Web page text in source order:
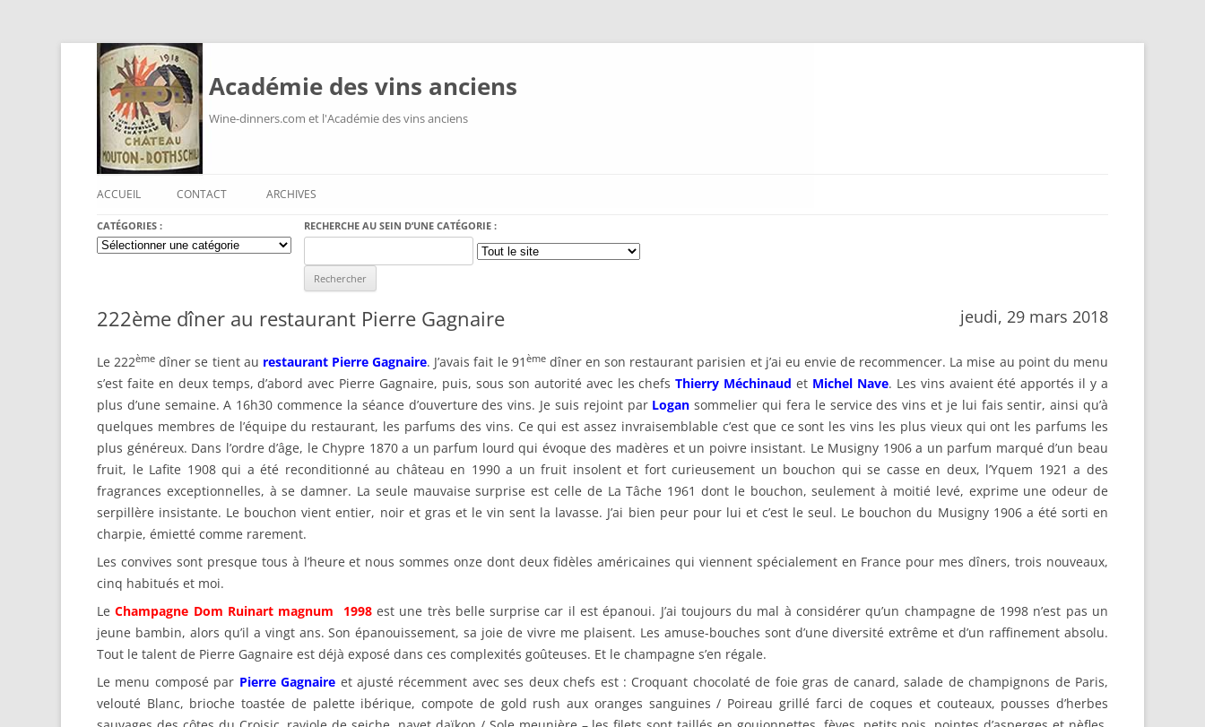
Académie des vins anciens
Wine-dinners.com et l'Académie des vins anciens
ACCUEIL CONTACT ARCHIVES
CATÉGORIES :
Catégories
:
RECHERCHE AU SEIN D’UNE CATÉGORIE :
for:
222ème dîner au restaurant Pierre Gagnaire jeudi, 29 mars 2018
Le 222ème dîner se tient au restaurant Pierre Gagnaire. J’avais fait le 91 èmedîner en son restaurant parisien et j’ai eu envie de recommencer. La mise au point du menu
s’est faite en deux temps, d’abord avec Pierre Gagnaire, puis, sous son autorité avec les chefsThierry Méchinaud et Michel Nave. Les vins avaient été apportés il y a
plus d’une semaine. A 16h30 commence la séance d’ouverture des vins. Je suis rejoint par Logan sommelier qui fera le service des vins et je lui fais sentir, ainsi qu’à
quelques membres de l’équipe du restaurant, les parfums des vins. Ce qui est assez invraisemblable c’est que ce sont les vins les plus vieux qui ont les parfums les
plus généreux. Dans l’ordre d’âge, le Chypre 1870 a un parfum lourd qui évoque des madères et un poivre insistant. Le Musigny 1906 a un parfum marqué d’un beau
fruit, le Lafite 1908 qui a été reconditionné au château en 1990 a un fruit insolent et fort curieusement un bouchon qui se casse en deux, l’Yquem 1921 a des
fragrances exceptionnelles, à se damner. La seule mauvaise surprise est celle de La Tâche 1961 dont le bouchon, seulement à moitié levé, exprime une odeur de
serpillère insistante. Le bouchon vient entier, noir et gras et le vin sent la lavasse. J’ai bien peur pour lui et c’est le seul. Le bouchon du Musigny 1906 a été sorti en
charpie, émietté comme rarement.
Les convives sont presque tous à l’heure et nous sommes onze dont deux fidèles américaines qui viennent spécialement en France pour mes dîners, trois nouveaux,
cinq habitués et moi.
LeChampagne Dom Ruinart magnum 1998est une très belle surprise car il est épanoui. J’ai toujours du mal à considérer qu’un champagne de 1998 n’est pas un
jeune bambin, alors qu’il a vingt ans. Son épanouissement, sa joie de vivre me plaisent. Les amuse-bouches sont d’une diversité extrême et d’un raffinement absolu.
Tout le talent de Pierre Gagnaire est déjà exposé dans ces complexités goûteuses. Et le champagne s’en régale.
Le menu composé par Pierre Gagnaire et ajusté récemment avec ses deux chefs est : Croquant chocolaté de foie gras de canard, salade de champignons de Paris,
velouté Blanc, brioche toastée de palette ibérique, compote de gold rush aux oranges sanguines / Poireau grillé farci de coques et couteaux, pousses d’herbes